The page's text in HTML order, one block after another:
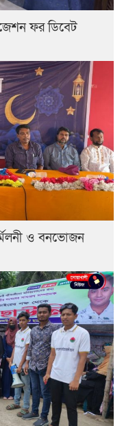
ফর ডিবেট
ও বনভোজন